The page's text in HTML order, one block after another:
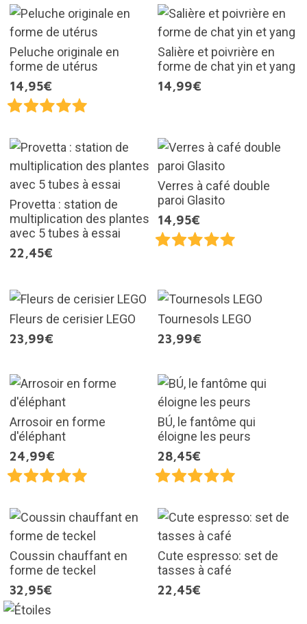
Peluche originale en
forme de utérus
14,95€
Salière et poivrière en
forme de chat yin et yang
14,99€
Provetta : station de
multiplication des plantes
avec 5 tubes à essai
22,45€
Verres à café double
paroi Glasito
14,95€
Fleurs de cerisier LEGO
23,99€
Tournesols LEGO
23,99€
Arrosoir en forme
d'éléphant
24,99€
BÚ, le fantôme qui
éloigne les peurs
28,45€
Coussin chauffant en
forme de teckel
32,95€
Cute espresso: set de
tasses à café
22,45€